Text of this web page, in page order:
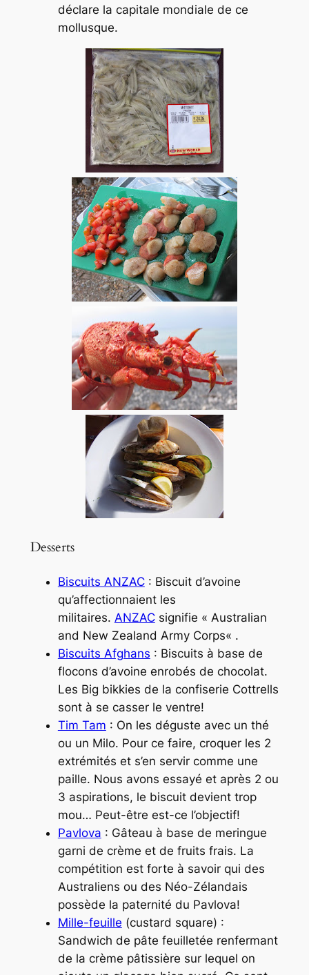
déclare la capitale mondiale de ce
mollusque.
Desserts
Biscuits ANZAC: Biscuit d’avoine
qu’affectionnaient les
militaires. ANZACsignifie « Australian
and New Zealand Army Corps« .
Biscuits Afghans : Biscuits à base de
flocons d’avoine enrobés de chocolat.
Les Big bikkies de la confiserie Cottrells
sont à se casser le ventre!
Tim Tam : On les déguste avec un thé
ou un Milo. Pour ce faire, croquer les 2
extrémités et s’en servir comme une
paille. Nous avons essayé et après 2 ou
3 aspirations, le biscuit devient trop
mou… Peut-être est-ce l’objectif!
Pavlova : Gâteau à base de meringue
garni de crème et de fruits frais. La
compétition est forte à savoir qui des
Australiens ou des Néo-Zélandais
possède la paternité du Pavlova!
Mille-feuille (custard square) :
Sandwich de pâte feuilletée renfermant
de la crème pâtissière sur lequel on